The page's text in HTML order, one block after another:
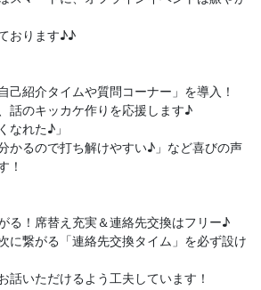
おります♪♪
己紹介タイムや質問コーナー」を導入！
話のキッカケ作りを応援します♪
なれた♪」
かるので打ち解けやすい♪」など喜びの声
！
る！席替え充実＆連絡先交換はフリー♪
に繋がる「連絡先交換タイム」を必ず設け
話いただけるよう工夫しています！